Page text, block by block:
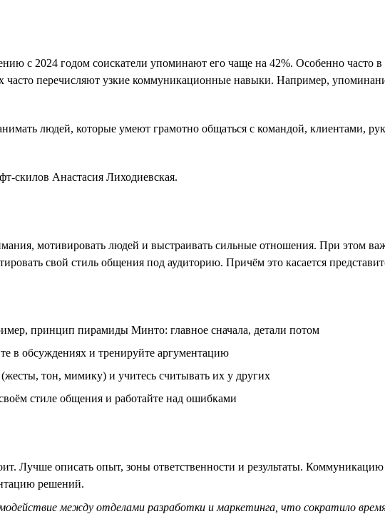
с 2024 годом соискатели упоминают его чаще на 42%. Особенно часто
часто перечисляют узкие коммуникационные навыки. Например,
людей, которые умеют грамотно общаться с командой, клиентами,
скилов Анастасия Лиходиевская.
мотивировать людей и выстраивать сильные отношения. При этом
свой стиль общения под аудиторию. Причём это касается
принцип пирамиды Минто: главное сначала, детали потом
в обсуждениях и тренируйте аргументацию
тон, мимику) и учитесь считывать их у других
стиле общения и работайте над ошибками
Лучше описать опыт, зоны ответственности и результаты. Коммуникацию
решений.
между отделами разработки и маркетинга, что сократило